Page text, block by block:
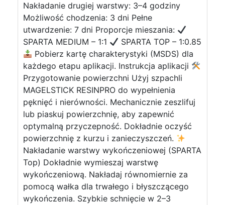
Nakładanie drugiej warstwy: 3–4 godziny
Możliwość chodzenia: 3 dni Pełne
utwardzenie: 7 dni Proporcje mieszania:
SPARTA MEDIUM – 1:1
SPARTA TOP – 1:0.85
Pobierz kartę charakterystyki (MSDS) dla
każdego etapu aplikacji. Instrukcja aplikacji
Przygotowanie powierzchni Użyj szpachli
MAGELSTICK RESINPRO do wypełnienia
pęknięć i nierówności. Mechanicznie zeszlifuj
lub piaskuj powierzchnię, aby zapewnić
optymalną przyczepność. Dokładnie oczyść
powierzchnię z kurzu i zanieczyszczeń.
Nakładanie warstwy wykończeniowej (SPARTA
Top) Dokładnie wymieszaj warstwę
wykończeniową. Nakładaj równomiernie za
pomocą wałka dla trwałego i błyszczącego
wykończenia. Szybkie schnięcie w 2–3